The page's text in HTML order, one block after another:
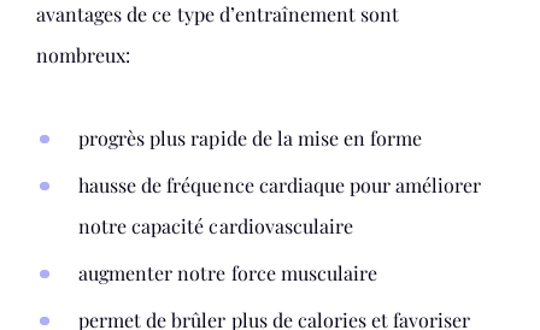
avantages de ce type d’entraînement sont
nombreux:
progrès plus rapide de la mise en forme
hausse de fréquence cardiaque pour améliorer
notre capacité cardiovasculaire
augmenter notre force musculaire
permet de brûler plus de calories et favoriser